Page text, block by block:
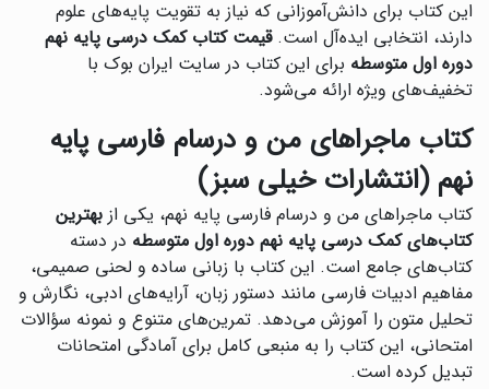
این کتاب برای دانش‌آموزانی که نیاز به تقویت پایه‌های علوم
دارند، انتخابی ایده‌آل است.قیمت کتاب کمک درسی پایه نهم
دوره اول متوسطه برای این کتاب در سایت ایران بوک با
تخفیف‌های ویژه ارائه می‌شود.
کتاب ماجراهای من و درسام فارسی پایه
نهم (انتشارات خیلی سبز)
کتاب ماجراهای من و درسام فارسی پایه نهم، یکی از بهترین
کتاب‌های کمک درسی پایه نهم دوره اول متوسطه در دسته
کتاب‌های جامع است. این کتاب با زبانی ساده و لحنی صمیمی،
مفاهیم ادبیات فارسی مانند دستور زبان، آرایه‌های ادبی، نگارش و
تحلیل متون را آموزش می‌دهد. تمرین‌های متنوع و نمونه سؤالات
امتحانی، این کتاب را به منبعی کامل برای آمادگی امتحانات
تبدیل کرده است.